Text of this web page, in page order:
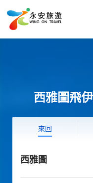
西雅圖飛
來回
西雅圖